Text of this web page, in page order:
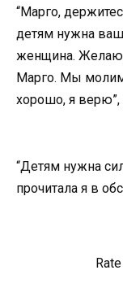
“Марго,
детям нужна
женщина. Желаю
Марго. Мы
хорошо, я верю”,
“Детям нужна
прочитала я в